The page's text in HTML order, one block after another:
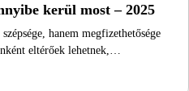
kerül most – 2025
hanem megfizethetősége
eltérőek lehetnek,…